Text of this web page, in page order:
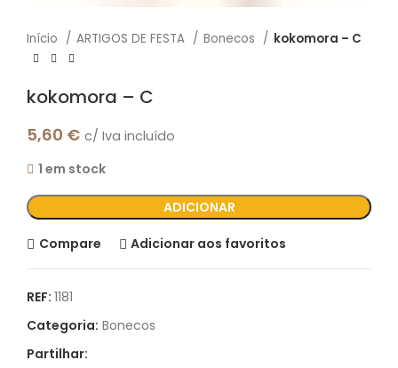
Início ARTIGOS DE FESTA Bonecos kokomora – C
kokomora – C
5,60 € c/ Iva incluído
1 em stock
ADICIONAR
Compare Adicionar aos favoritos
REF: 1181
Categoria: Bonecos
Partilhar: